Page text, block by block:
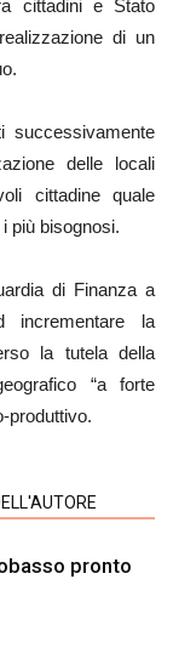
cittadini e Stato
di un
successivamente
delle locali
cittadine quale
più bisognosi.
di Finanza a
incrementare la
la tutela della
“a forte
produttivo.
pronto